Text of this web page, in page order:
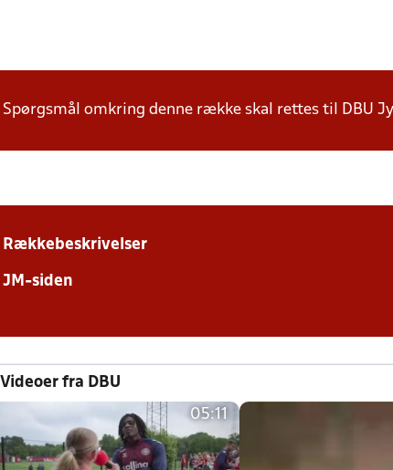
Spørgsmål omkring denne række skal rettes til DBU
Rækkebeskrivelser
JM-siden
Videoer fra DBU
05:11